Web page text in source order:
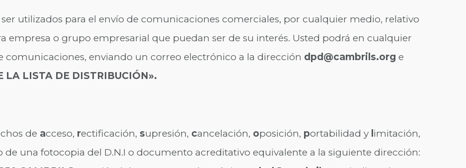
utilizados para el envío de comunicaciones comerciales, por cualquier medio, relativo
empresa o grupo empresarial que puedan ser de su interés. Usted podrá en cualquier
comunicaciones, enviando un correo electrónico a la dirección dpd@cambrils.org e
LA LISTA DE DISTRIBUCIÓN».
de acceso, rectificación, supresión, cancelación, oposición, portabilidad y imitación,
una fotocopia del D.N.I o documento acreditativo equivalente a la siguiente dirección: